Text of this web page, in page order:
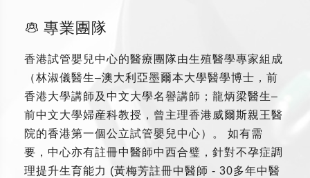
專業團隊
香港試管嬰兒中心的醫療團隊由生殖醫學專家組成
（林淑儀醫生–澳大利亞墨爾本大學醫學博士，前
香港大學講師及中文大學名譽講師；龍炳梁醫生–
前中文大學婦産科教授，曾主理香港威爾斯親王醫
院的香港第一個公立試管嬰兒中心）。 如有需
要，中心亦有註冊中醫師中西合璧，針對不孕症調
理提升生育能力 (黃梅芳註冊中醫師 - 30多年中醫